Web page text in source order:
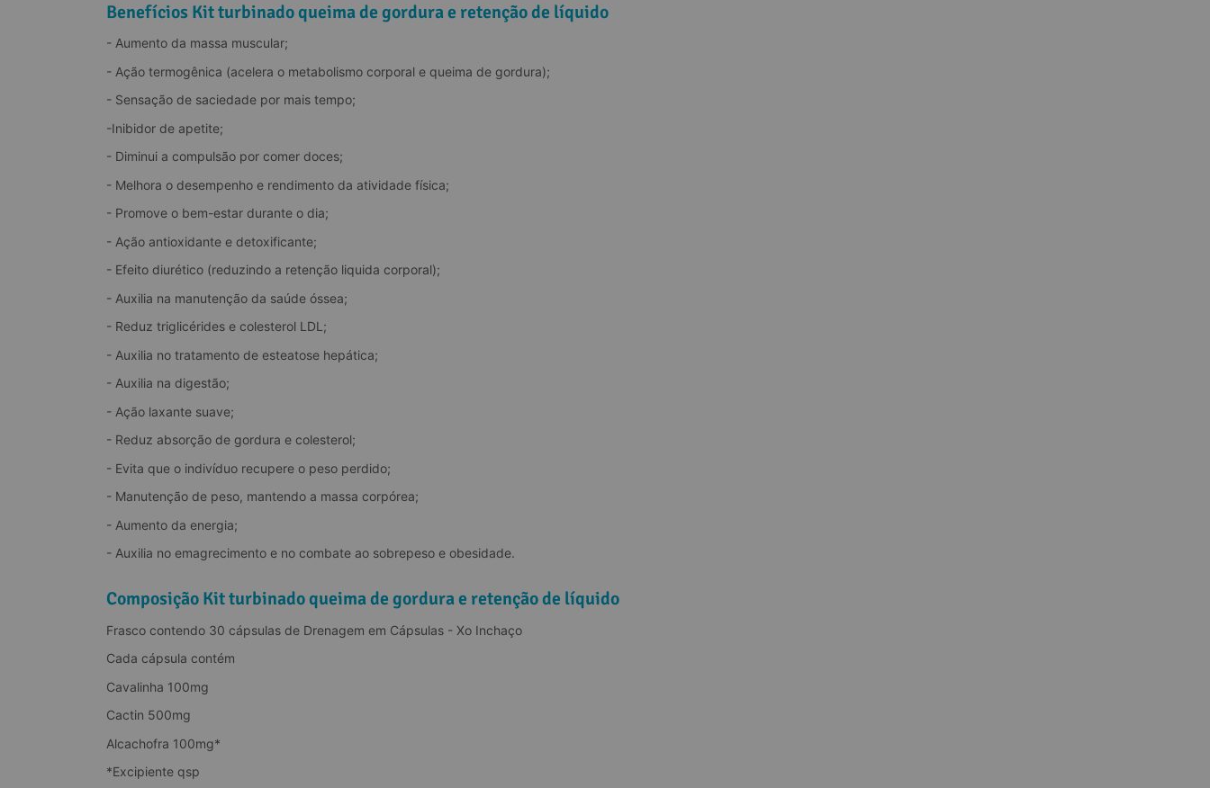
Benefícios Kit turbinado queima de gordura e retenção de líquido
- Aumento da massa muscular;
- Ação termogênica (acelera o metabolismo corporal e queima de gordura);
- Sensação de saciedade por mais tempo;
-Inibidor de apetite;
- Diminui a compulsão por comer doces;
- Melhora o desempenho e rendimento da atividade física;
- Promove o bem-estar durante o dia;
- Ação antioxidante e detoxificante;
- Efeito diurético (reduzindo a retenção liquida corporal);
- Auxilia na manutenção da saúde óssea;
- Reduz triglicérides e colesterol LDL;
- Auxilia no tratamento de esteatose hepática;
- Auxilia na digestão;
- Ação laxante suave;
- Reduz absorção de gordura e colesterol;
- Evita que o indivíduo recupere o peso perdido;
- Manutenção de peso, mantendo a massa corpórea;
- Aumento da energia;
- Auxilia no emagrecimento e no combate ao sobrepeso e obesidade.
Composição Kit turbinado queima de gordura e retenção de líquido
Frasco contendo 30 cápsulas de Drenagem em Cápsulas - Xo Inchaço
Cada cápsula contém
Cavalinha 100mg
Cactin 500mg
Alcachofra 100mg*
*Excipiente qsp